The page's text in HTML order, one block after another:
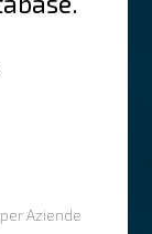
Facebook
Aziende